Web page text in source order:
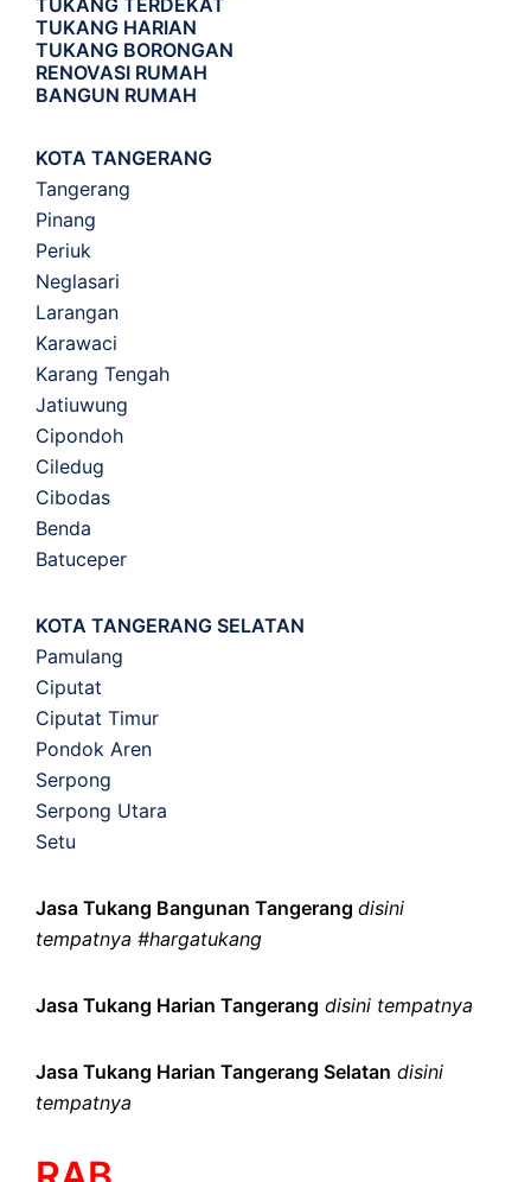
TUKANG TERDEKAT
TUKANG HARIAN
TUKANG BORONGAN
RENOVASI RUMAH
BANGUN RUMAH
KOTA TANGERANG
Tangerang
Pinang
Periuk
Neglasari
Larangan
Karawaci
Karang Tengah
Jatiuwung
Cipondoh
Ciledug
Cibodas
Benda
Batuceper
KOTA TANGERANG SELATAN
Pamulang
Ciputat
Ciputat Timur
Pondok Aren
Serpong
Serpong Utara
Setu
Jasa Tukang Bangunan Tangerang disini
tempatnya #hargatukang
Jasa Tukang Harian Tangerang disini tempatnya
Jasa Tukang Harian Tangerang Selatan disini
tempatnya